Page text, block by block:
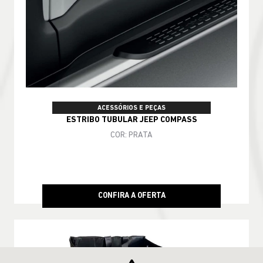
ACESSÓRIOS E PEÇAS
ESTRIBO TUBULAR JEEP COMPASS
COR: PRATA
CONFIRA A OFERTA